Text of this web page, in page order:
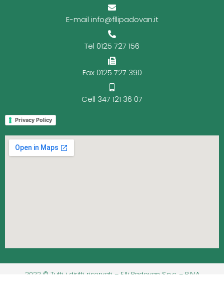
E-mail info@fllipadovan.it
Tel 0125 727 156
Fax 0125 727 390
Cell 347 121 36 07
Privacy Policy
2022 © Tutti i diritti riservati – F.lli Padovan S.n.c. – P.IVA